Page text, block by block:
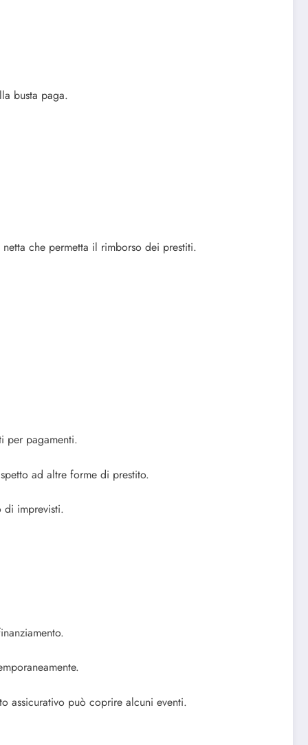
busta paga.
che permetta il rimborso dei prestiti.
per pagamenti.
ad altre forme di prestito.
di imprevisti.
assicurativo può coprire alcuni eventi.